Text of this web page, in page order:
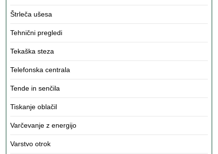
Štrleča ušesa
Tehnični pregledi
Tekaška steza
Telefonska centrala
Tende in senčila
Tiskanje oblačil
Varčevanje z energijo
Varstvo otrok